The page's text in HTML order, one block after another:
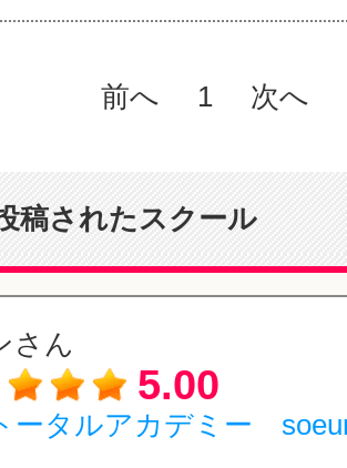
前へ 1 次へ
稿されたスクール
さん
5.00
ータルアカデミー